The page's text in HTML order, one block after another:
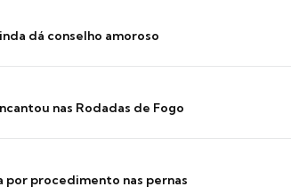
dá conselho amoroso
nas Rodadas de Fogo
por procedimento nas pernas